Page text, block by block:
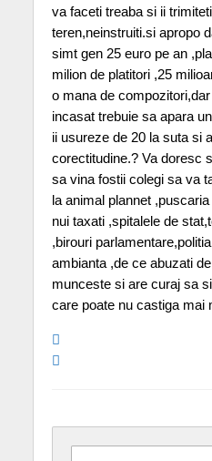
va faceti treaba si ii
teren,neinstruiti.si apropo
simt gen 25 euro pe an
milion de platitori ,25
o mana de
incasat trebuie sa apara
ii usureze de 20 la suta si
corectitudine.? Va doresc
sa vina fostii colegi sa va
la animal plannet
nui taxati ,spitalele de
,birouri
ambianta ,de ce abuzati
munceste si are curaj sa
care poate nu castiga mai